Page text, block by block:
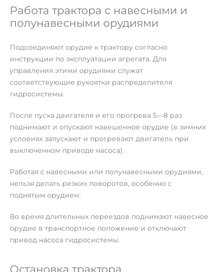
Работа трактора с навесными и
полунавесными орудиями
Подсоединяют орудие к трактору согласно
инструкции по эксплуатации агрегата. Для
управления этими орудиями служат
соответствующие рукоятки распределителя
гидросистемы.
После пуска двигателя и его прогрева 5—8 раз
поднимают и опускают навешенное орудие (в зимних
условиях запускают и прогревают двигатель при
выключенном приводе насоса).
Работая с навесными или полунавесными орудиями,
нельзя делать резких поворотов, особенно с
поднятым орудием.
Во время длительных переездов поднимают навесное
орудие в транспортное положение и отключают
привод насоса гидросистемы.
Остановка трактора